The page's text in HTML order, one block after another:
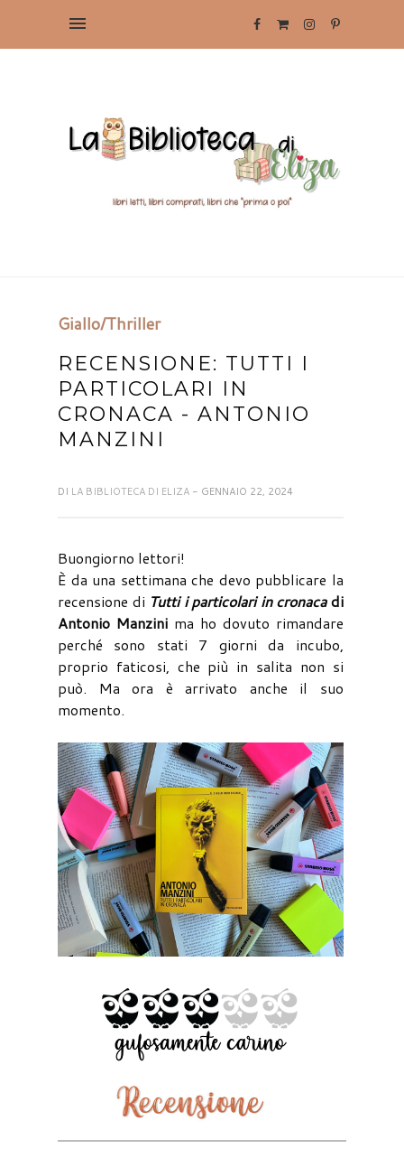
Giallo/Thriller
RECENSIONE: TUTTI I
PARTICOLARI IN
CRONACA - ANTONIO
MANZINI
DI LA BIBLIOTECA DI ELIZA - GENNAIO 22, 2024
Buongiorno lettori!
È da una settimana che devo pubblicare la
recensione di Tutti i particolari in cronacadi
Antonio Manzinima ho dovuto rimandare
perché sono stati 7 giorni da incubo,
proprio faticosi, che più in salita non si
può. Ma ora è arrivato anche il suo
momento.